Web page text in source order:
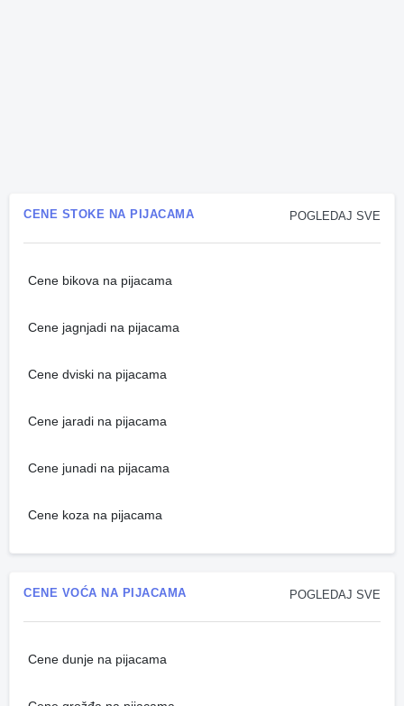
POGLEDAJ SVE
CENE STOKE NA PIJACAMA
Cene bikova na pijacama
Cene jagnjadi na pijacama
Cene dviski na pijacama
Cene jaradi na pijacama
Cene junadi na pijacama
Cene koza na pijacama
POGLEDAJ SVE
CENE VOĆA NA PIJACAMA
Cene dunje na pijacama